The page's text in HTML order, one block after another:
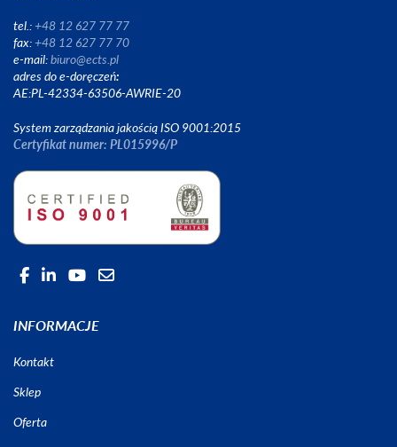
tel.:+48 12 627 77 77
fax:+48 12 627 77 70
e-mail:biuro@ects.pl
adres do e-doręczeń:
AE:PL-42334-63506-AWRIE-20
System zarządzania jakością ISO 9001:2015
Certyfikat numer: PL015996/P
INFORMACJE
Kontakt
Sklep
Oferta